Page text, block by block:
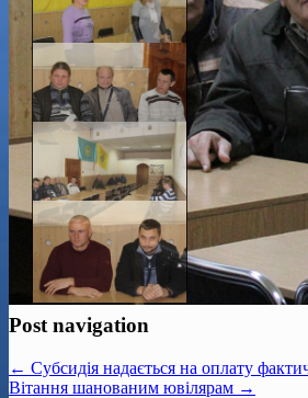
Post navigation
← Субсидія надається на оплату
Вітання шанованим ювілярам →